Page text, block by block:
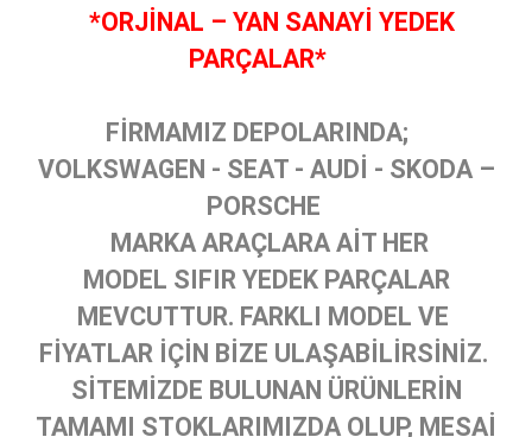
*ORJİNAL – YAN SANAYİ YEDEK
PARÇALAR*
FİRMAMIZ DEPOLARINDA;
VOLKSWAGEN - SEAT - AUDİ - SKODA –
PORSCHE
MARKA ARAÇLARA AİT HER
MODEL SIFIR YEDEK PARÇALAR
MEVCUTTUR. FARKLI MODEL VE
FİYATLAR İÇİN BİZE ULAŞABİLİRSİNİZ.
SİTEMİZDE BULUNAN ÜRÜNLERİN
TAMAMI STOKLARIMIZDA OLUP, MESAİ